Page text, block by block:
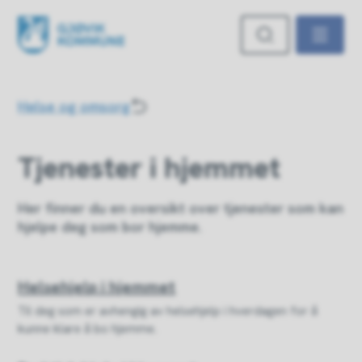
Helse og omsorg
Tjenester i hjemmet
Her finner du en oversikt over tjenester som kan
hjelpe deg som bor hjemme.
Helsehjelp i hjemmet
Til deg som er avhengig av helsehjelp i hverdagen for å
kunne klare å bo hjemme.